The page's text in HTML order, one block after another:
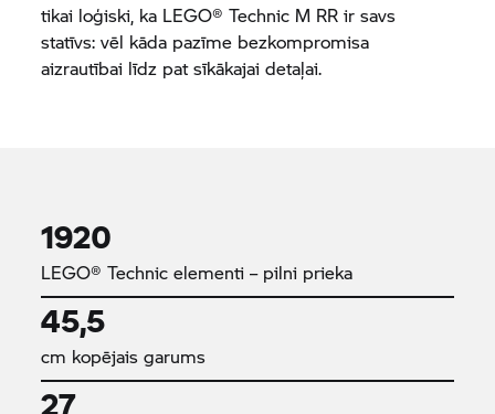
tikai loģiski, ka LEGO® Technic M RR ir savs
statīvs: vēl kāda pazīme bezkompromisa
aizrautībai līdz pat sīkākajai detaļai.
1920
LEGO® Technic elementi – pilni prieka
45,5
cm kopējais garums
27